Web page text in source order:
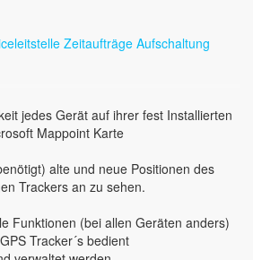
jedes Gerät auf ihrer fest Installierten
Mappoint Karte
alte und neue Positionen des
Trackers an zu sehen.
Funktionen (bei allen Geräten anders)
Tracker´s bedient